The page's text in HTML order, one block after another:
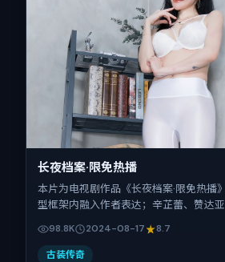
长夜档案·限免热播
本片为电视剧作品《长夜档案·限免热播
型框架内融入作者表达；辛芷蕾、赞达
拍摄地与出品背景为印度。上映时间
登记日 2024-08-17），全片151分钟，
98.8K 2024-08-17 8.7
古装传奇